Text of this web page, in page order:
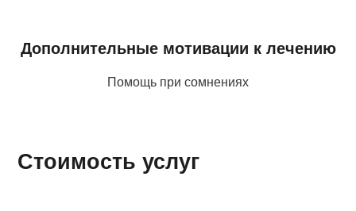
Дополнительные мотивации к лечению
Помощь при сомнениях
Стоимость услуг